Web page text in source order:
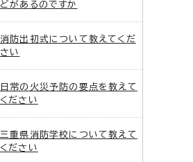
どがあるのですか
消防出初式について教えてくだ
さい
日常の火災予防の要点を教えて
ください
三重県消防学校について教えて
ください